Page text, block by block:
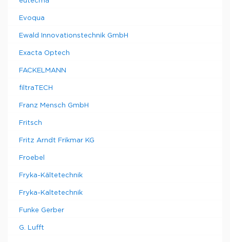
Evoqua
Ewald Innovationstechnik GmbH
Exacta Optech
FACKELMANN
filtraTECH
Franz Mensch GmbH
Fritsch
Fritz Arndt Frikmar KG
Froebel
Fryka-Kältetechnik
Fryka-Kaltetechnik
Funke Gerber
G. Lufft